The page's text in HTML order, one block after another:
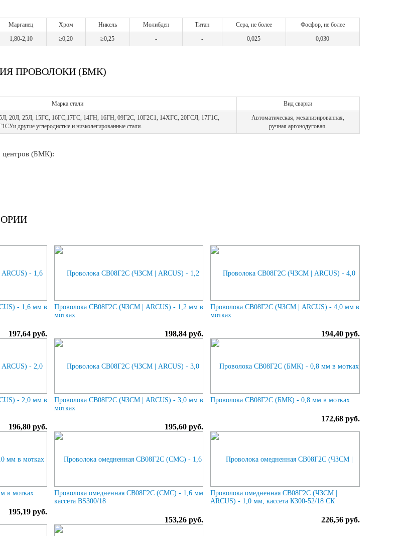
Марганец Хром Никель Молибден Титан Сера, не более
Фосфор, не более
1,80-2,10 ≥0,20 ≥0,25 - - 0,025 0,030
ПРОВОЛОКИ (БМК)
Марка стали
Вид сварки
20Л, 25Л, 15ГС, 16ГС,17ГС, 14ГН, 16ГН, 09Г2С, 10Г2С1, 14ХГС, 20ГСЛ, 17Г1С,
другие углеродистые и низколегированные стали.
Автоматическая, механизированная,
ручная аргонодуговая.
центров (БМК):
- 1,6 мм в
197,64 руб.
Проволока СВ08Г2С (ЧЗСМ | ARCUS) - 1,2 мм в
мотках
198,84 руб.
Проволока СВ08Г2С (ЧЗСМ | ARCUS) - 4,0 мм в
мотках
194,40 руб.
- 2,0 мм в
196,80 руб.
Проволока СВ08Г2С (ЧЗСМ | ARCUS) - 3,0 мм в
мотках
195,60 руб.
Проволока СВ08Г2С (БМК) - 0,8 мм в мотках
172,68 руб.
в мотках
195,19 руб.
Проволока омедненная СВ08Г2С (СМС) - 1,6 мм
кассета BS300/18
153,26 руб.
Проволока омедненная СВ08Г2С (ЧЗСМ |
ARCUS) - 1,0 мм, кассета К300-52/18 СК
226,56 руб.